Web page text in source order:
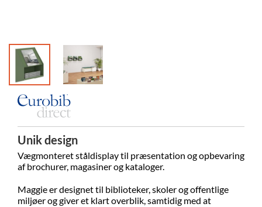
Unik design
Vægmonteret ståldisplay til præsentation og opbevaring
af brochurer, magasiner og kataloger.
Maggie er designet til biblioteker, skoler og offentlige
miljøer og giver et klart overblik, samtidig med at